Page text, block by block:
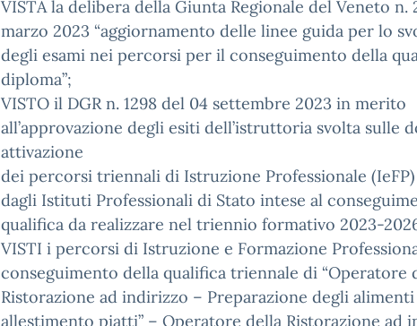
VISTA la delibera della Giunta Regionale del Veneto n.
marzo 2023 “aggiornamento delle linee guida per lo
degli esami nei percorsi per il conseguimento della
diploma”;
VISTO il DGR n. 1298 del 04 settembre 2023 in merito
all’approvazione degli esiti dell’istruttoria svolta sulle
attivazione
dei percorsi triennali di Istruzione Professionale
dagli Istituti Professionali di Stato intese al
qualifica da realizzare nel triennio formativo 2023-
VISTI i percorsi di Istruzione e Formazione
conseguimento della qualifica triennale di “Operatore
Ristorazione ad indirizzo – Preparazione degli alimenti
allestimento piatti” – Operatore della Ristorazione ad